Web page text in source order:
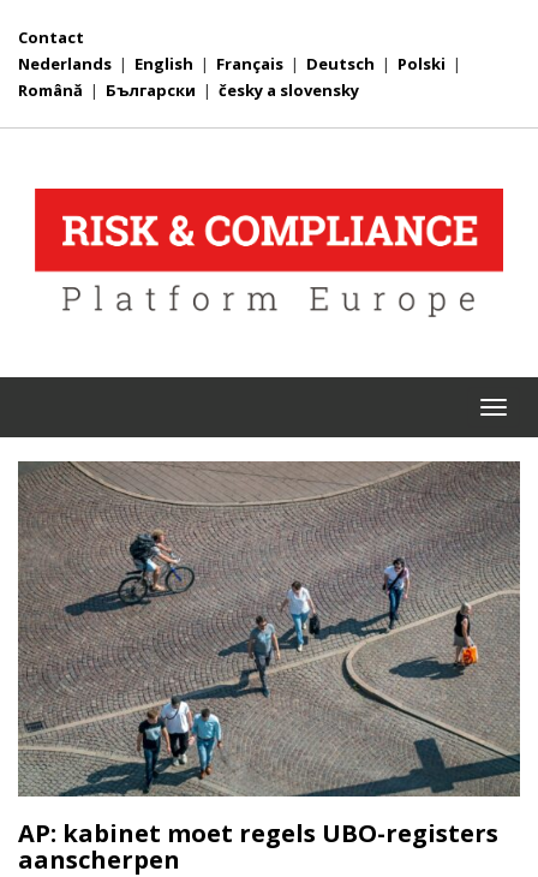
Contact
Nederlands | English | Français | Deutsch | Polski |
Română | Български | česky a slovensky
AP: kabinet moet regels UBO-registers
aanscherpen